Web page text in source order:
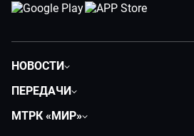
НОВОСТИ
Экономика
ПЕРЕДАЧИ
МТРК «МИР»